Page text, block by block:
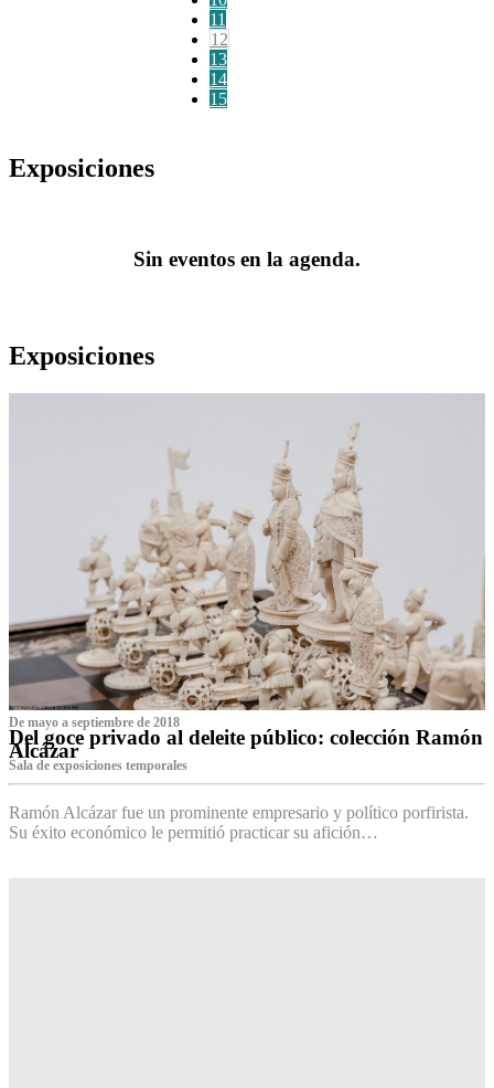
11
12
13
14
15
Exposiciones
Sin eventos en la agenda.
Exposiciones
De mayo a septiembre de 2018
Del goce privado al deleite público: colección Ramón
Alcázar
Sala de exposiciones temporales
Ramón Alcázar fue un prominente empresario y político porfirista.
Su éxito económico le permitió practicar su afición…